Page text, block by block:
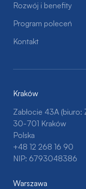
Rozwój i benefity
Program poleceń
Kontakt
Kraków
Zabłocie 43A (biuro:
30-701 Kraków
Polska
+48 12 268 16 90
NIP: 6793048386
Warszawa